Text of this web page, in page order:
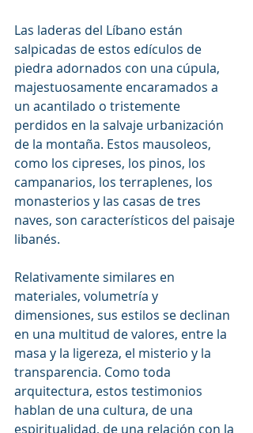
Las laderas del Líbano están
salpicadas de estos edículos de
piedra adornados con una cúpula,
majestuosamente encaramados a
un acantilado o tristemente
perdidos en la salvaje urbanización
de la montaña. Estos mausoleos,
como los cipreses, los pinos, los
campanarios, los terraplenes, los
monasterios y las casas de tres
naves, son característicos del paisaje
libanés.
Relativamente similares en
materiales, volumetría y
dimensiones, sus estilos se declinan
en una multitud de valores, entre la
masa y la ligereza, el misterio y la
transparencia. Como toda
arquitectura, estos testimonios
hablan de una cultura, de una
espiritualidad, de una relación con la